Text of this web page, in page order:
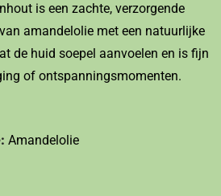
is een zachte, verzorgende
amandelolie met een natuurlijke
de huid soepel aanvoelen en is fijn
of ontspanningsmomenten.
Amandelolie